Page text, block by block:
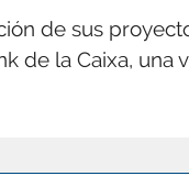
de sus
de la Caixa, una